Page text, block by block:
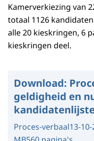
Kamerverkiezing van
totaal 1126
alle 20 kieskringen, 6
kieskringen deel.
Download:
geldigheid en
Proces-verbaal13-